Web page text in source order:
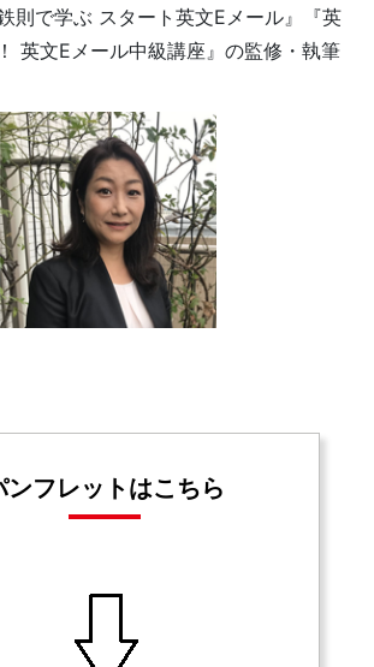
則で学ぶ スタート英文Eメール』『英
英文Eメール中級講座』の監修・執筆
ンフレットはこちら